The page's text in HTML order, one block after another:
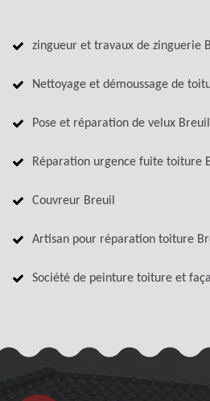
zingueur et travaux de zinguerie
Nettoyage et démoussage de
Pose et réparation de velux Breuil
Réparation urgence fuite toiture
Couvreur Breuil
Artisan pour réparation toiture
Société de peinture toiture et